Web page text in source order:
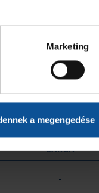
Marketing
a megengedése
SÁRGA
-